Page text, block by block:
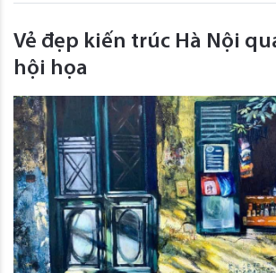
Vẻ đẹp kiến trúc Hà Nội
hội họa